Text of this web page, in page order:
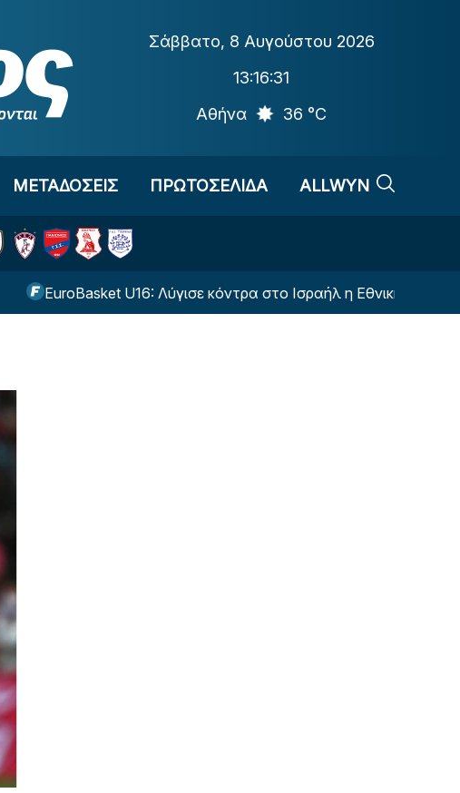
Σάββατο, 8 Αυγούστου 2026
13:16:32
Αθήνα
36 °C
ΜΕΤΑΔΟΣΕΙΣ ΠΡΩΤΟΣΕΛΙΔΑ ALLWYN
U16: Λύγισε κόντρα στο Ισραήλ η Εθνική Παίδων